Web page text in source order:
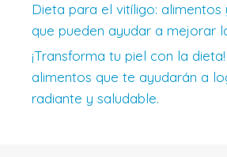
Dieta para el vitíligo: alimentos
que pueden ayudar a mejorar
¡Transforma tu piel con la
alimentos que te ayudarán a
radiante y saludable.